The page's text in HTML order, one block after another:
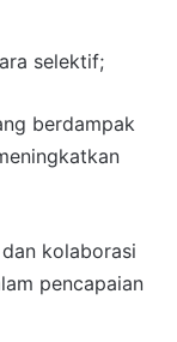
selektif;
berdampak
kolaborasi
pencapaian